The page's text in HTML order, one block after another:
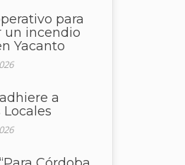
para
un incendio
Yacanto
a